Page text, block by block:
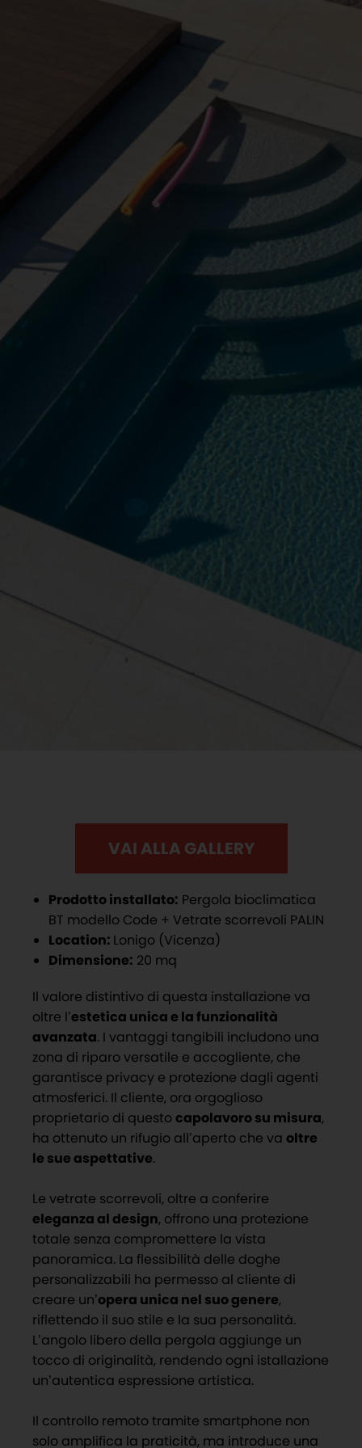
VAI ALLA GALLERY
Prodotto installato: Pergola bioclimatica
BT modello Code + Vetrate scorrevoli PALIN
Location: Lonigo (Vicenza)
Dimensione: 20 mq
Il valore distintivo di questa installazione va
oltre l’estetica unica e la funzionalità
avanzata. I vantaggi tangibili includono una
zona di riparo versatile e accogliente, che
garantisce privacy e protezione dagli agenti
atmosferici. Il cliente, ora orgoglioso
proprietario di questocapolavoro su misura,
ha ottenuto un rifugio all’aperto che va oltre
le sue aspettative.
Le vetrate scorrevoli, oltre a conferire
eleganza al design, offrono una protezione
totale senza compromettere la vista
panoramica. La flessibilità delle doghe
personalizzabili ha permesso al cliente di
creare un’opera unica nel suo genere,
riflettendo il suo stile e la sua personalità.
L’angolo libero della pergola aggiunge un
tocco di originalità, rendendo ogni istallazione
un’autentica espressione artistica.
Il controllo remoto tramite smartphone non
solo amplifica la praticità, ma introduce una